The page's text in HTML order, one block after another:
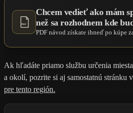
PDF
Chcem vedieť ako mám
než sa rozhodnem kde
PDF návod získate ihneď po kúpe
Ak hľadáte priamo službu určenia
a okolí, pozrite si aj samostatnú stránku
pre tento región.